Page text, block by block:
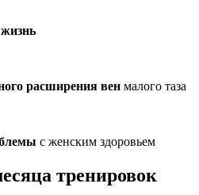
расширения вен малого таза
с женским здоровьем
тренировок